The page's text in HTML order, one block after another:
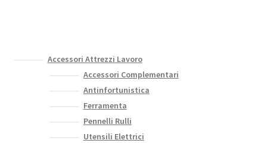
Accessori Attrezzi Lavoro
Accessori Complementari
Antinfortunistica
Ferramenta
Pennelli Rulli
Utensili Elettrici